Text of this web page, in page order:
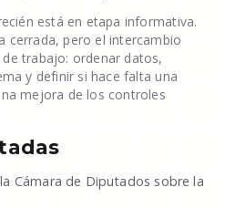
está en etapa informativa.
cerrada, pero el intercambio
trabajo: ordenar datos,
y definir si hace falta una
mejora de los controles
Cámara de Diputados sobre la